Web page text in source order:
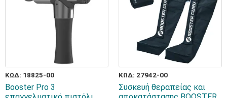
ΚΩΔ: 18825-00
Booster Pro 3
ΚΩΔ: 27942-00
Συσκευή θεραπείας και